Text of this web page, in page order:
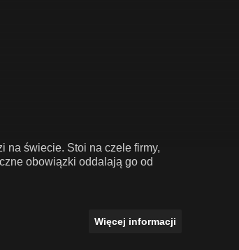
na świecie. Stoi na czele firmy,
obowiązki oddalają go od
Więcej informacji